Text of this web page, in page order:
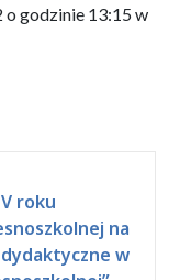
o godzinie 13:15 w
roku
na
w